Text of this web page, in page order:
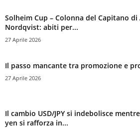
Solheim Cup – Colonna del Capitano di
Nordqvist: abiti per...
27 Aprile 2026
Il passo mancante tra promozione e
27 Aprile 2026
Il cambio USD/JPY si indebolisce
yen si rafforza in...